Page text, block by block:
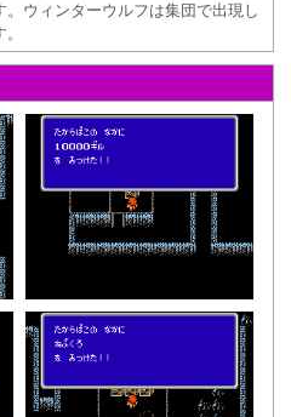
ウィンターウルフは集団で出現し